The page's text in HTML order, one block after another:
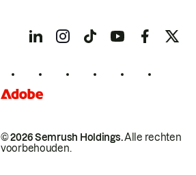
© 2026 Semrush Holdings.Alle rechten
voorbehouden.